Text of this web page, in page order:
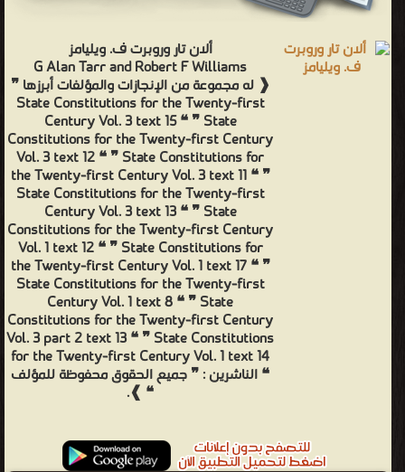
ألان تار وروبرت ف. ويليامز
G Alan Tarr and Robert F Williams
❰ له مجموعة من الإنجازات والمؤلفات أبرزها ❞
State Constitutions for the Twenty-first
Century Vol. 3 text 15 ❝ ❞ State
Constitutions for the Twenty-first Century
Vol. 3 text 12 ❝ ❞ State Constitutions for
the Twenty-first Century Vol. 3 text 11 ❝ ❞
State Constitutions for the Twenty-first
Century Vol. 3 text 13 ❝ ❞ State
Constitutions for the Twenty-first Century
Vol. 1 text 12 ❝ ❞ State Constitutions for
the Twenty-first Century Vol. 1 text 17 ❝ ❞
State Constitutions for the Twenty-first
Century Vol. 1 text 8 ❝ ❞ State
Constitutions for the Twenty-first Century
Vol. 3 part 2 text 13 ❝ ❞ State Constitutions
for the Twenty-first Century Vol. 1 text 14
❝ الناشرين : ❞ جميع الحقوق محفوظة للمؤلف
❝ ❱.